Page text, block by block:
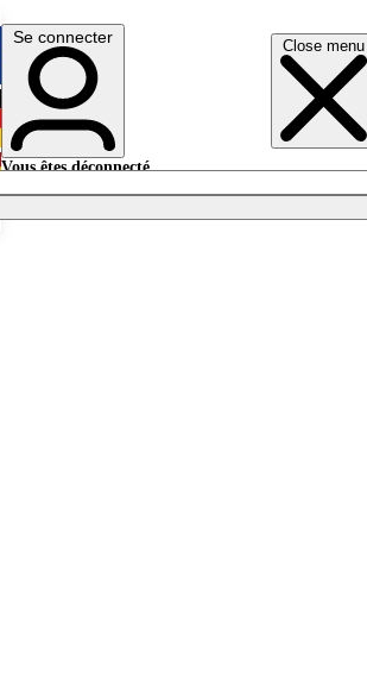
Close menu
English
Deutsch
Se connecter
Vous êtes déconnecté.